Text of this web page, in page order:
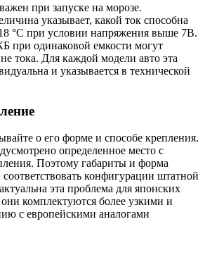
при запуске на морозе.
указывает, какой ток способна
°С при условии напряжения выше 7В.
при одинаковой емкости могут
тока. Для каждой модели авто эта
и указывается в технической
о его форме и способе крепления.
определенное место с
Поэтому габариты и форма
конфигурации штатной
эта проблема для японских
комплектуются более узкими и
с европейскими аналогами